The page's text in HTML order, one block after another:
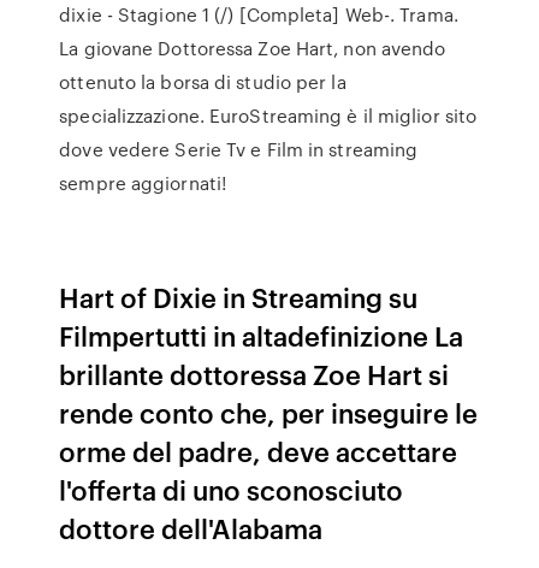
dixie - Stagione 1 (/) [Completa] Web-. Trama.
La giovane Dottoressa Zoe Hart, non avendo
ottenuto la borsa di studio per la
specializzazione. EuroStreaming è il miglior sito
dove vedere Serie Tv e Film in streaming
sempre aggiornati!
Hart of Dixie in Streaming su
Filmpertutti in altadefinizione La
brillante dottoressa Zoe Hart si
rende conto che, per inseguire le
orme del padre, deve accettare
l'offerta di uno sconosciuto
dottore dell'Alabama